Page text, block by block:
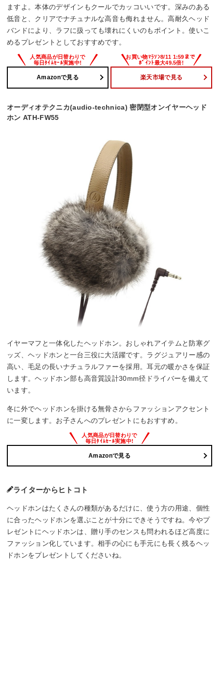
ますよ。本体のデザインもクールでカッコいいです。深みのある
低音と、クリアでナチュナルな高音も侮れません。高耐久ヘッド
バンドにより、ラフに扱っても壊れにくいのもポイント。使いこ
めるプレゼントとしておすすめです。
Amazonで見る 楽天市場で見る
オーディオテクニカ(audio-technica) 密閉型オンイヤーヘッド
ホン ATH-FW55
イヤーマフと一体化したヘッドホン。おしゃれアイテムと防寒グ
ッズ、ヘッドホンと一台三役に大活躍です。ラグジュアリー感の
高い、毛足の長いナチュラルファーを採用。耳元の暖かさを保証
します。ヘッドホン部も高音質設計30mm径ドライバーを備えて
います。
冬に外でヘッドホンを掛ける無骨さからファッションアクセント
に一変します。お子さんへのプレゼントにもおすすめ。
Amazonで見る
ライターからヒトコト
ヘッドホンはたくさんの種類があるだけに、使う方の用途、個性
に合ったヘッドホンを選ぶことが十分にできそうですね。今やプ
レゼントにヘッドホンは、贈り手のセンスも問われるほど高度に
ファッション化しています。相手の心にも手元にも長く残るヘッ
ドホンをプレゼントしてくださいね。